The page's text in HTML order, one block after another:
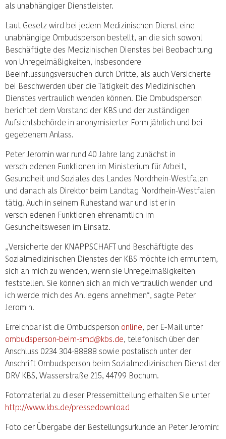
als unabhängiger Dienstleister.
Laut Gesetz wird bei jedem Medizinischen Dienst eine
unabhängige Ombudsperson bestellt, an die sich sowohl
Beschäftigte des Medizinischen Dienstes bei Beobachtung
von Unregelmäßigkeiten, insbesondere
Beeinflussungsversuchen durch Dritte, als auch Versicherte
bei Beschwerden über die Tätigkeit des Medizinischen
Dienstes vertraulich wenden können. Die Ombudsperson
berichtet dem Vorstand der KBS und der zuständigen
Aufsichtsbehörde in anonymisierter Form jährlich und bei
gegebenem Anlass.
Peter Jeromin war rund 40 Jahre lang zunächst in
verschiedenen Funktionen im Ministerium für Arbeit,
Gesundheit und Soziales des Landes Nordrhein-Westfalen
und danach als Direktor beim Landtag Nordrhein-Westfalen
tätig. Auch in seinem Ruhestand war und ist er in
verschiedenen Funktionen ehrenamtlich im
Gesundheitswesen im Einsatz.
„Versicherte der KNAPPSCHAFT und Beschäftigte des
Sozialmedizinischen Dienstes der KBS möchte ich ermuntern,
sich an mich zu wenden, wenn sie Unregelmäßigkeiten
feststellen. Sie können sich an mich vertraulich wenden und
ich werde mich des Anliegens annehmen“, sagte Peter
Jeromin.
Erreichbar ist die Ombudsperson online, per E-Mail unter
ombudsperson-beim-smd@kbs.de, telefonisch über den
Anschluss 0234 304-88888 sowie postalisch unter der
Anschrift Ombudsperson beim Sozialmedizinischen Dienst der
DRV KBS, Wasserstraße 215, 44799 Bochum.
Fotomaterial zu dieser Pressemitteilung erhalten Sie unter
http://www.kbs.de/pressedownload
Foto der Übergabe der Bestellungsurkunde an Peter Jeromin: